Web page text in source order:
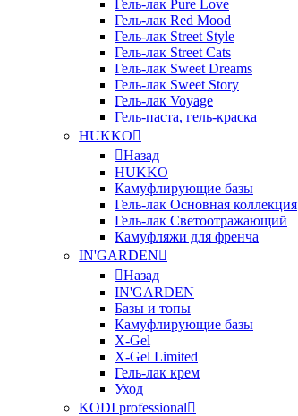
Гель-лак Pure Love
Гель-лак Red Mood
Гель-лак Street Style
Гель-лак Street Cats
Гель-лак Sweet Dreams
Гель-лак Sweet Story
Гель-лак Voyage
Гель-паста, гель-краска
HUKKO
Назад
HUKKO
Камуфлирующие базы
Гель-лак Основная коллекция
Гель-лак Светоотражающий
Камуфляжи для френча
IN'GARDEN
Назад
IN'GARDEN
Базы и топы
Камуфлирующие базы
X-Gel
X-Gel Limited
Гель-лак крем
Уход
KODI professional